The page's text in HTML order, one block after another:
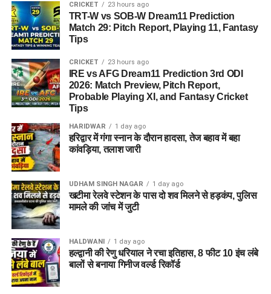
वैज्ञानिक पद (Junior Scientific Assistant): संबंधित
विषय (जैसे फिजिक्स, केमिस्ट्री, फॉरेंसिक साइंस, बायोलॉजी
आदि) में पोस्ट ग्रेजुएशन (M.Sc) या ग्रेजुएशन के साथ प्रासंगिक
महत्वपूर्ण सूचना:शैक्षणिक
योग्यता से जुड़ी पूरी और विस्तृत
जानकारी के लिए आवेदन करने
से पहले विभाग द्वारा जारी
आधिकारिक विस्तृत अधिसूचना
(Detailed Notification)
को ध्यानपूर्वक जरूर पढ़ें।
आयु सीमा (Age Limit)
अलग-अलग पदों की जिम्मेदारियों और श्रेणियों को ध्यान में रखते हुए बोर्ड ने
CRICKET 23 hours ago
TRT-W vs SOB-W Dream11 Prediction
Match 29: Pitch Report, Playing 11, Fantasy
Tips
CRICKET 23 hours ago
IRE vs AFG Dream11 Prediction 3rd ODI
2026: Match Preview, Pitch Report,
Probable Playing XI, and Fantasy Cricket
Tips
HARIDWAR 1 day ago
हरिद्वार में गंगा स्नान के दौरान हादसा, तेज बहाव में बहा
कांवड़िया, तलाश जारी
UDHAM SINGH NAGAR 1 day ago
खटीमा रेलवे स्टेशन के पास दो शव मिलने से हड़कंप, पुलिस
मामले की जांच में जुटी
HALDWANI 1 day ago
हल्द्वानी की रेणु धरियाल ने रचा इतिहास, 8 फीट 10 इंच लंबे
बालों से बनाया गिनीज वर्ल्ड रिकॉर्ड